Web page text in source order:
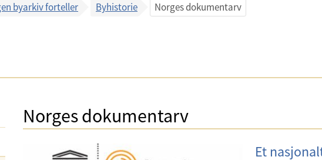
byarkiv forteller Byhistorie Norges dokumentarv
Norges dokumentarv
Et